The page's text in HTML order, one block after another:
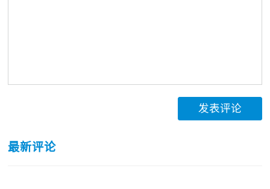
发表评论
最新评论